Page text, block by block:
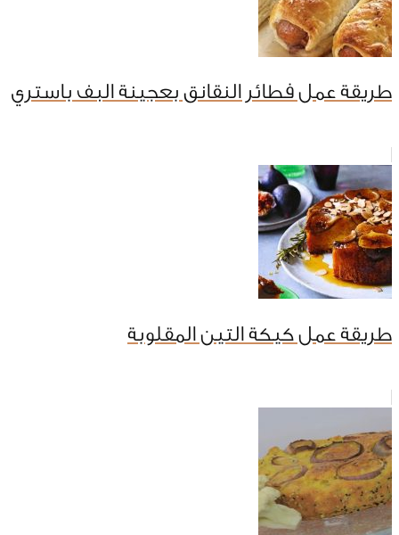
طريقة عمل فطائر النقانق بعجينة البف باستري
طريقة عمل كيكة التين المقلوبة